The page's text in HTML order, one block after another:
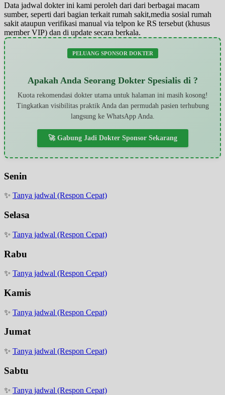
Data jadwal dokter ini kami peroleh dari dari berbagai macam
sumber, seperti dari bagian terkait rumah sakit,media sosial rumah
sakit ataupun verifikasi manual via telpon ke RS tersebut (khusus
member VIP) dan di update secara berkala.
PELUANG SPONSOR DOKTER
Apakah Anda Seorang Dokter Spesialis di ?
Kuota rekomendasi dokter utama untuk halaman ini masih kosong!
Tingkatkan visibilitas praktik Anda dan permudah pasien terhubung
langsung ke WhatsApp Anda.
🚀 Gabung Jadi Dokter Sponsor Sekarang
Senin
✨ Tanya jadwal (Respon Cepat)
Selasa
✨ Tanya jadwal (Respon Cepat)
Rabu
✨ Tanya jadwal (Respon Cepat)
Kamis
✨ Tanya jadwal (Respon Cepat)
Jumat
✨ Tanya jadwal (Respon Cepat)
Sabtu
✨ Tanya jadwal (Respon Cepat)